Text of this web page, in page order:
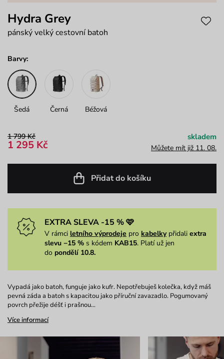
Hydra Grey
pánský velký cestovní batoh
Barvy:
Šedá Černá Béžová
1 799 Kč
1 295 Kč
skladem
Můžete mít již 11. 08.
Přidat do košíku
EXTRA SLEVA -15 % 🩷
V rámci letního výprodeje pro kabelkypřidali extra
slevu −15 % s kódem KAB15. Platí už jen
do pondělí 10.8.
Vypadá jako batoh, funguje jako kufr. Nepotřebuješ kolečka, když máš
pevná záda a batoh s kapacitou jako příruční zavazadlo. Pogumovaný
povrch přežije déšť i prašnou…
Více informací